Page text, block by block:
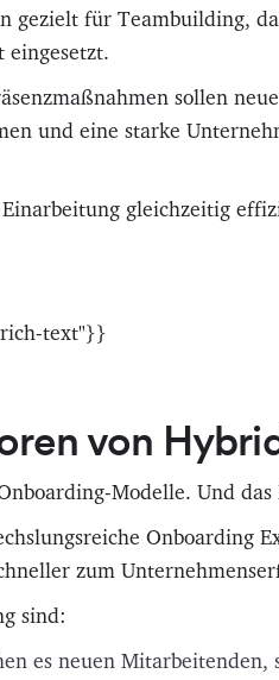
gezielt für Teambuilding,
sollen
und eine starke
gleichzeitig
text"}}
von
Modelle. Und das
Onboarding
zum
sind:
es neuen Mitarbeitenden,